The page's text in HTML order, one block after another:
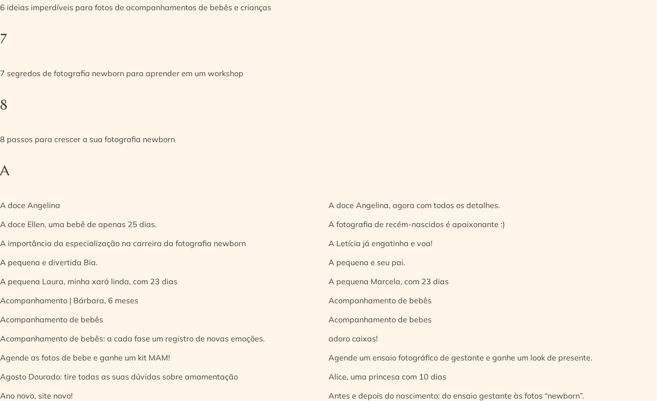
6 ideias imperdíveis para fotos de acompanhamentos de bebês e crianças
7
7 segredos de fotografia newborn para aprender em um workshop
8
8 passos para crescer a sua fotografia newborn
A
A doce Angelina
A doce Angelina, agora com todos os detalhes.
A doce Ellen, uma bebê de apenas 25 dias.
A fotografia de recém-nascidos é apaixonante :)
A importância da especialização na carreira da fotografia newborn
A Letícia já engatinha e voa!
A pequena e divertida Bia.
A pequena e seu pai.
A pequena Laura, minha xará linda, com 23 dias
A pequena Marcela, com 23 dias
Acompanhamento | Bárbara, 6 meses
Acompanhamento de bebês
Acompanhamento de bebês
Acompanhamento de bebes
Acompanhamento de bebês: a cada fase um registro de novas emoções.
adoro caixas!
Agende as fotos de bebe e ganhe um kit MAM!
Agende um ensaio fotográfico de gestante e ganhe um look de presente.
Agosto Dourado: tire todas as suas dúvidas sobre amamentação
Alice, uma princesa com 10 dias
Ano novo, site novo!
Antes e depois do nascimento: do ensaio gestante às fotos “newborn”.